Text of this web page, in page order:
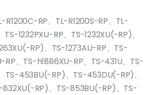
RP、TL-R1200S-RP、TL-
1232PXU-RP、TS-1232XU(-RP)、
RP)、TS-1273AU-RP、TS-
、TS-h1886XU-RP、TS-431U、TS-
TS-453BU(-RP)、TS-453DU(-RP)、
RP)、TS-853BU(-RP)、TS-